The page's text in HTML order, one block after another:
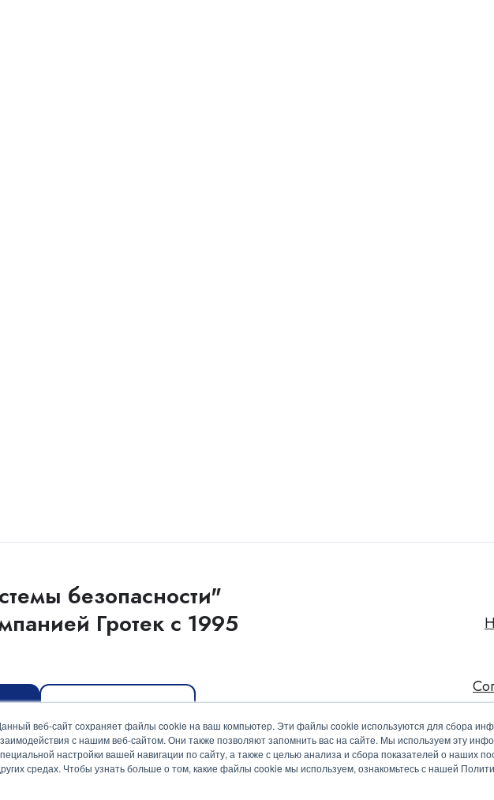
веб-сайт сохраняет файлы cookie на ваш компьютер. Эти файлы cookie используются для сбора
с нашим веб-сайтом. Они также позволяют запомнить вас на сайте. Мы используем эту
настройки вашей навигации по сайту, а также с целью анализа и сбора показателей о наших
средах. Чтобы узнать больше о том, какие файлы cookie мы используем, ознакомьтесь с нашей
безопасности"
Гротек с 1995
Скачать медиакит